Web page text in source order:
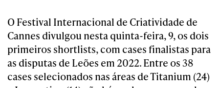
O Festival Internacional de Criatividade de
Cannes divulgou nesta quinta-feira, 9, os dois
primeiros shortlists, com cases finalistas para
as disputas de Leões em 2022. Entre os 38
cases selecionados nas áreas de Titanium (24)